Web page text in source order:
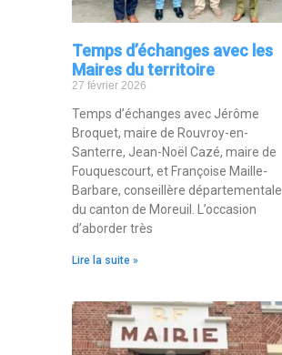
Temps d’échanges avec les
Maires du territoire
27 février 2026
Temps d’échanges avec Jérôme
Broquet, maire de Rouvroy-en-
Santerre, Jean-Noël Cazé, maire de
Fouquescourt, et Françoise Maille-
Barbare, conseillère départementale
du canton de Moreuil. L’occasion
d’aborder très
Lire la suite »